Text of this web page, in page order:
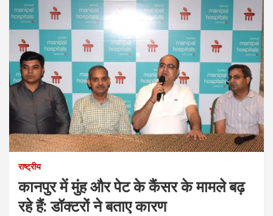
राष्ट्रीय
कानपुर में मुंह और पेट के कैंसर के मामले बढ़
रहे हैं: डॉक्टरों ने बताए कारण